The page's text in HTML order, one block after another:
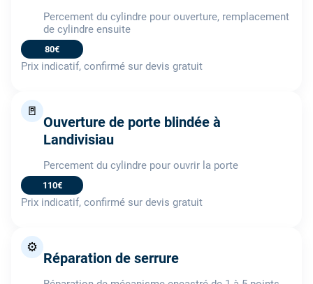
Percement du cylindre pour ouverture, remplacement
de cylindre ensuite
80€
Prix indicatif, confirmé sur devis gratuit
🚪
Ouverture de porte blindée à
Landivisiau
Percement du cylindre pour ouvrir la porte
110€
Prix indicatif, confirmé sur devis gratuit
⚙️
Réparation de serrure